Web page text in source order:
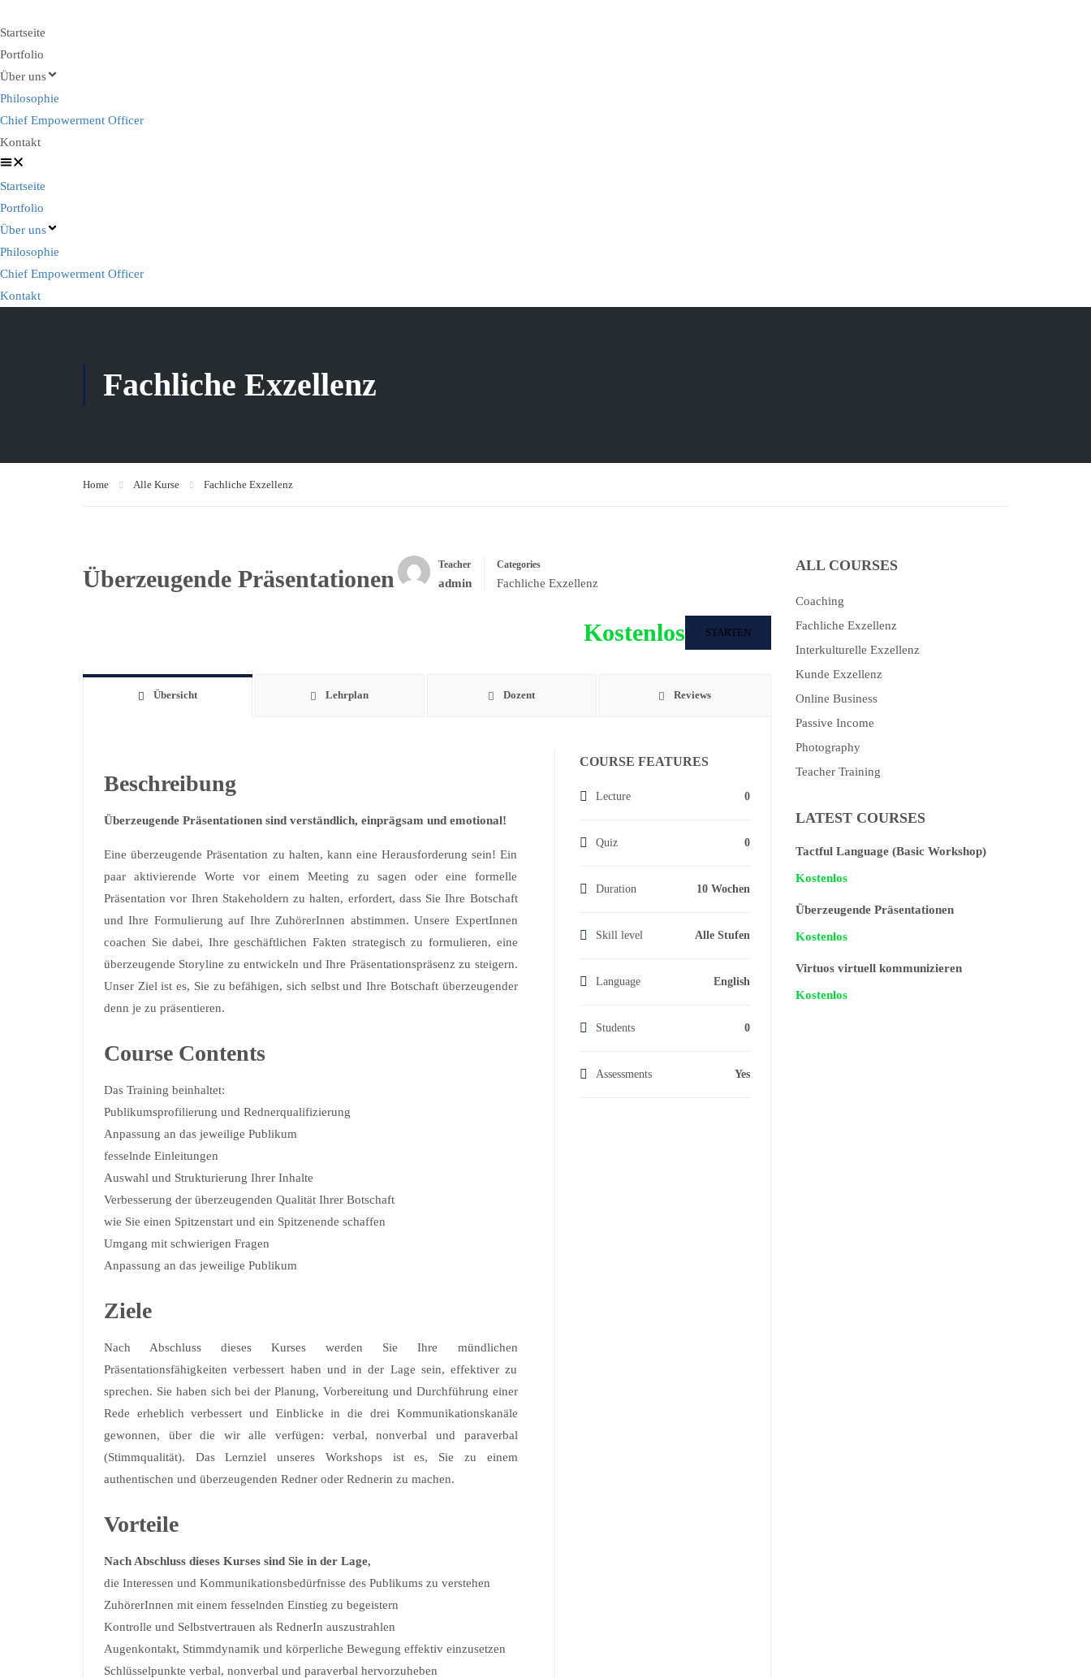
Startseite
Portfolio
Über uns
Philosophie
Chief Empowerment Officer
Kontakt
Startseite
Portfolio
Über uns
Philosophie
Chief Empowerment Officer
Kontakt
Fachliche Exzellenz
Home Alle Kurse Fachliche Exzellenz
Überzeugende Präsentationen
Teacher
admin
Categories
Fachliche Exzellenz
Kostenlos STARTEN
Übersicht Lehrplan Dozent Reviews
Beschreibung
Überzeugende Präsentationen sind verständlich, einprägsam und emotional!
Eine überzeugende Präsentation zu halten, kann eine Herausforderung sein! Ein
paar aktivierende Worte vor einem Meeting zu sagen oder eine formelle
Präsentation vor Ihren Stakeholdern zu halten, erfordert, dass Sie Ihre Botschaft
und Ihre Formulierung auf Ihre ZuhörerInnen abstimmen. Unsere ExpertInnen
coachen Sie dabei, Ihre geschäftlichen Fakten strategisch zu formulieren, eine
überzeugende Storyline zu entwickeln und Ihre Präsentationspräsenz zu steigern.
Unser Ziel ist es, Sie zu befähigen, sich selbst und Ihre Botschaft überzeugender
denn je zu präsentieren.
Course Contents
Das Training beinhaltet:
Publikumsprofilierung und Rednerqualifizierung
Anpassung an das jeweilige Publikum
fesselnde Einleitungen
Auswahl und Strukturierung Ihrer Inhalte
Verbesserung der überzeugenden Qualität Ihrer Botschaft
wie Sie einen Spitzenstart und ein Spitzenende schaffen
Umgang mit schwierigen Fragen
Anpassung an das jeweilige Publikum
Ziele
Nach Abschluss dieses Kurses werden Sie Ihre mündlichen
Präsentationsfähigkeiten verbessert haben und in der Lage sein, effektiver zu
sprechen. Sie haben sich bei der Planung, Vorbereitung und Durchführung einer
Rede erheblich verbessert und Einblicke in die drei Kommunikationskanäle
gewonnen, über die wir alle verfügen: verbal, nonverbal und paraverbal
(Stimmqualität). Das Lernziel unseres Workshops ist es, Sie zu einem
authentischen und überzeugenden Redner oder Rednerin zu machen.
Vorteile
Nach Abschluss dieses Kurses sind Sie in der Lage,
die Interessen und Kommunikationsbedürfnisse des Publikums zu verstehen
ZuhörerInnen mit einem fesselnden Einstieg zu begeistern
Kontrolle und Selbstvertrauen als RednerIn auszustrahlen
Augenkontakt, Stimmdynamik und körperliche Bewegung effektiv einzusetzen
Schlüsselpunkte verbal, nonverbal und paraverbal hervorzuheben
COURSE FEATURES
Lecture 0
Quiz 0
Duration 10 Wochen
Skill level Alle Stufen
Language English
Students 0
Assessments Yes
ALL COURSES
Coaching
Fachliche Exzellenz
Interkulturelle Exzellenz
Kunde Exzellenz
Online Business
Passive Income
Photography
Teacher Training
LATEST COURSES
Tactful Language (Basic Workshop)
Kostenlos
Überzeugende Präsentationen
Kostenlos
Virtuos virtuell kommunizieren
Kostenlos